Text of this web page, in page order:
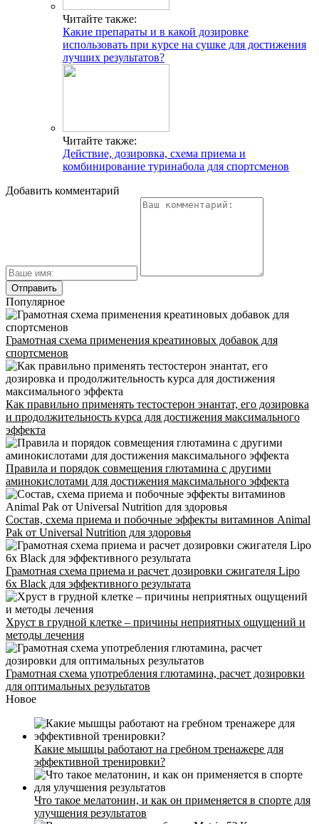
Читайте также:
Какие препараты и в какой дозировке
использовать при курсе на сушке для достижения
лучших результатов?
Читайте также:
Действие, дозировка, схема приема и
комбинирование туринабола для спортсменов
Добавить комментарий
Популярное
Грамотная схема применения креатиновых добавок для
спортсменов
Как правильно применять тестостерон энантат, его дозировка
и продолжительность курса для достижения максимального
эффекта
Правила и порядок совмещения глютамина с другими
аминокислотами для достижения максимального эффекта
Состав, схема приема и побочные эффекты витаминов Animal
Pak от Universal Nutrition для здоровья
Грамотная схема приема и расчет дозировки сжигателя Lipo
6x Black для эффективного результата
Хруст в грудной клетке – причины неприятных ощущений и
методы лечения
Грамотная схема употребления глютамина, расчет дозировки
для оптимальных результатов
Новое
Какие мышцы работают на гребном тренажере для
эффективной тренировки?
Что такое мелатонин, и как он применяется в спорте для
улучшения результатов
ГДЕ ПРОХОДЯТ
ТРЕНИРОВКИ И КАК
СВЯЗАТЬСЯ C НАМИ
Г. МОСКВА, М. КРЫЛАТСКОЕ,
УЛ. КРЫЛАТСКАЯ
INFO@CG-SPORT.RU
Стоимость
Расписание